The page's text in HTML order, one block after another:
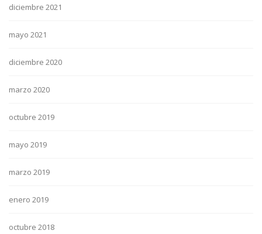
diciembre 2021
mayo 2021
diciembre 2020
marzo 2020
octubre 2019
mayo 2019
marzo 2019
enero 2019
octubre 2018